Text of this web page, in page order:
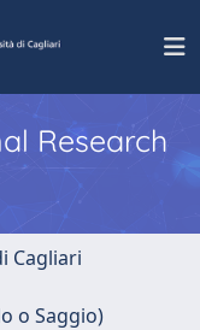
Research
Cagliari
o Saggio)